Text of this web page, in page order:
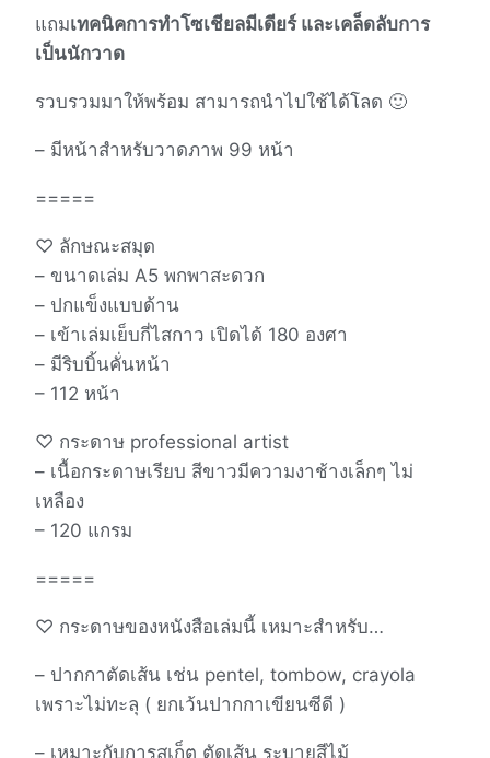
แถมเทคนิคการทำโซเชียลมีเดียร์ และเคล็ดลับการ
เป็นนักวาด
รวบรวมมาให้พร้อม สามารถนำไปใช้ได้โลด 🙂
– มีหน้าสำหรับวาดภาพ 99 หน้า
=====
♡ ลักษณะสมุด
– ขนาดเล่ม A5 พกพาสะดวก
– ปกแข็งแบบด้าน
– เข้าเล่มเย็บกี่ไสกาว เปิดได้ 180 องศา
– มีริบบิ้นคั่นหน้า
– 112 หน้า
♡ กระดาษ professional artist
– เนื้อกระดาษเรียบ สีขาวมีความงาช้างเล็กๆ ไม่
เหลือง
– 120 แกรม
=====
♡ กระดาษของหนังสือเล่มนี้ เหมาะสำหรับ…
– ปากกาตัดเส้น เช่น pentel, tombow, crayola
เพราะไม่ทะลุ ( ยกเว้นปากกาเขียนซีดี )
– เหมาะกับการสเก็ต ตัดเส้น ระบายสีไม้